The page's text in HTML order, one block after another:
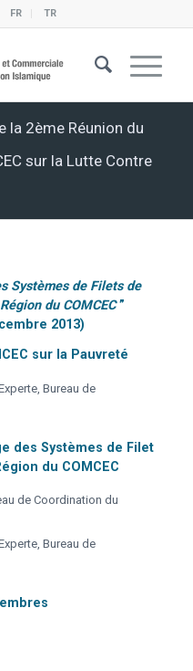
FR TR
2ème Réunion du
sur la Lutte Contre
Systèmes de Filets de
du COMCEC”
2013)
sur la Pauvreté
Bureau de
des Systèmes de Filet
du COMCEC
de Coordination du
Bureau de